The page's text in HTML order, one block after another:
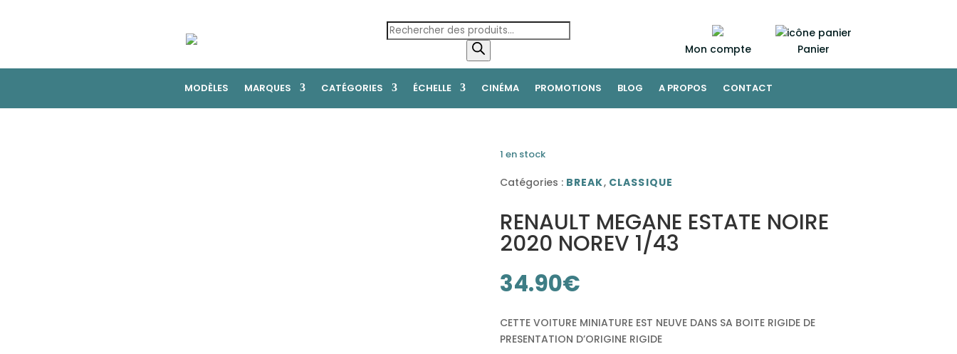
Recherche
Mon compte Panier
MODÈLES MARQUES CATÉGORIES ÉCHELLE CINÉMA PROMOTIONS BLOG A PROPOS CONTACT
1 en stock
Catégories : BREAK, CLASSIQUE
RENAULT MEGANE ESTATE NOIRE
2020 NOREV 1/43
34.90€
CETTE VOITURE MINIATURE EST NEUVE DANS SA BOITE RIGIDE DE
PRESENTATION D’ORIGINE RIGIDE